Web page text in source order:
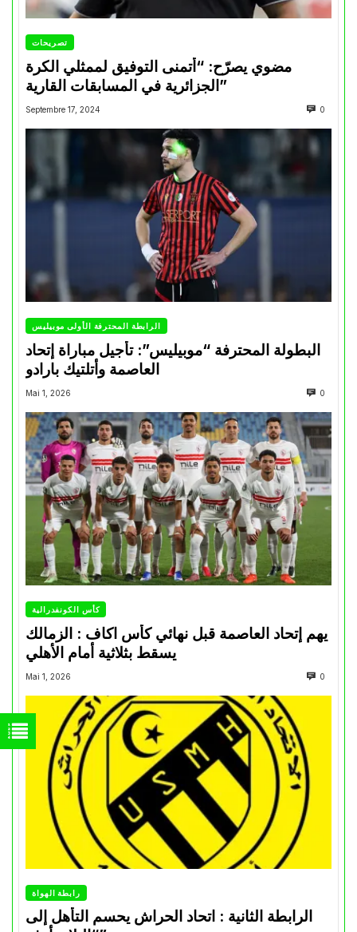
تصريحات
مضوي يصرّح: “أتمنى التوفيق لممثلي الكرة
الجزائرية في المسابقات القارية”
Septembre 17, 2024 0
الرابطة المحترفة الأولى موبيليس
البطولة المحترفة “موبيليس”: تأجيل مباراة إتحاد
العاصمة وأتلتيك بارادو
Mai 1, 2026 0
كأس الكونفدرالية
يهم إتحاد العاصمة قبل نهائي كأس اكاف : الزمالك
Mai 1, 2026 0
رابطة الهواة
الرابطة الثانية : اتحاد الحراش يحسم التأهل إلى